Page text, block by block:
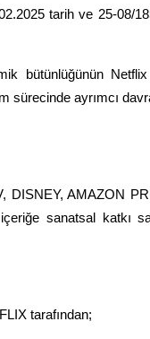
tarih ve 25-08/
bütünlüğünün
sürecinde ayrımcı
DISNEY, AMAZON
sanatsal katkı
tarafından;